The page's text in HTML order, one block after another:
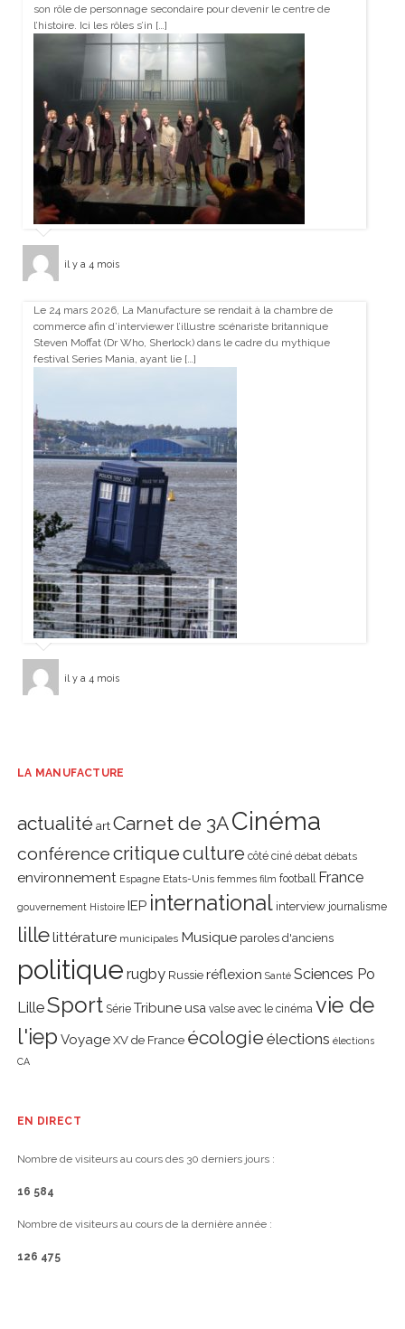
son rôle de personnage secondaire pour devenir le centre de
l’histoire. Ici les rôles s’in […]
il y a 4 mois
Le 24 mars 2026, La Manufacture se rendait à la chambre de
commerce afin d’interviewer l’illustre scénariste britannique
Steven Moffat (Dr Who, Sherlock) dans le cadre du mythique
festival Series Mania, ayant lie […]
il y a 4 mois
LA MANUFACTURE
actualité art Carnet de 3ACinéma
conférencecritiqueculture côté ciné débat débats
environnement Espagne Etats-Unis femmes film football France
gouvernement Histoire IEP international interview journalisme
lillelittérature municipales Musique paroles d'anciens
politique rugby Russie réflexion Santé Sciences Po
LilleSport Série Tribune usa valse avec le cinéma vie de
l'iep Voyage XV de France écologie élections élections
CA
EN DIRECT
Nombre de visiteurs au cours des 30 derniers jours :
16 584
Nombre de visiteurs au cours de la dernière année :
126 475